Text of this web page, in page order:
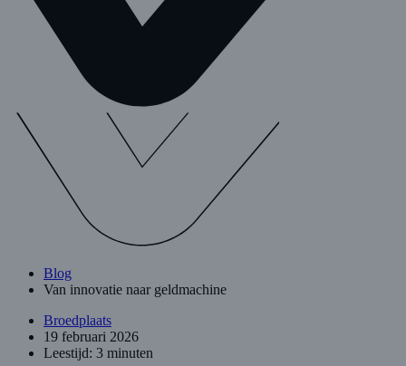
Blog
Van innovatie naar geldmachine
Broedplaats
19 februari 2026
Leestijd: 3 minuten